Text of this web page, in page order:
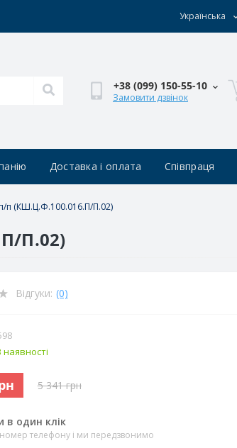
Українська
+38 (0‎99) 150-55-10
Замовити дзвінок
Доставка і оплата Співпраця
п (КШ.Ц.Ф.100.016.П/П.02)
П.02)
Відгуки: (0)
наявності
5 341 грн
в один клік
номер телефону і ми передзвонимо